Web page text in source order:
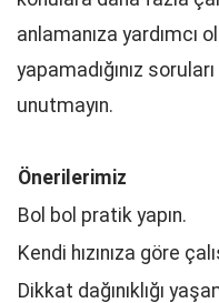
anlamanıza yardımcı
yapamadığınız
unutmayın.
Önerilerimiz
Bol bol pratik yapın.
Kendi hızınıza göre
Dikkat dağınıklığı